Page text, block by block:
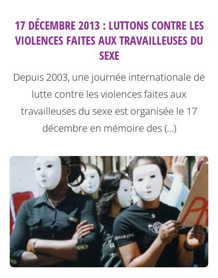
17 DÉCEMBRE 2013 : LUTTONS CONTRE LES
VIOLENCES FAITES AUX TRAVAILLEUSES DU
SEXE
Depuis 2003, une journée internationale de
lutte contre les violences faites aux
travailleuses du sexe est organisée le 17
décembre en mémoire des (…)